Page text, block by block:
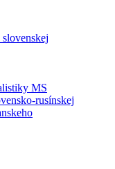
MS
rusínskej